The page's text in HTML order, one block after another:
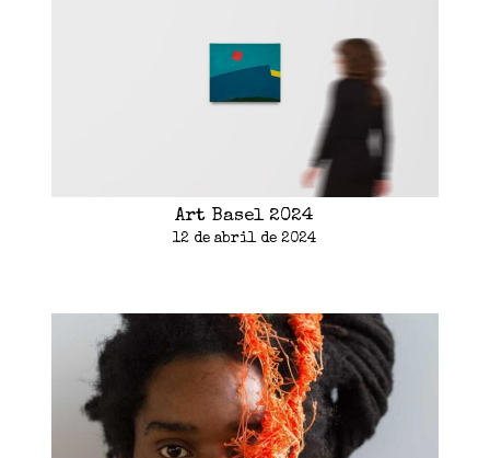
Art Basel 2024
12 de abril de 2024